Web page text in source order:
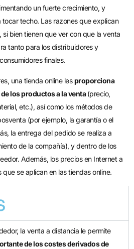
un fuerte crecimiento, y
techo. Las razones que explican
bien tienen que ver con que la venta
tanto para los distribuidores y
finales.
una tienda online lesproporciona
los productos a la venta(precio,
etc.), así como los métodos de
(por ejemplo, la garantía o el
la entrega del pedido se realiza a
de la compañía), y dentro de los
Además, los precios en Internet a
se aplican en las tiendas online.
la venta a distancia le permite
de los costes derivados de